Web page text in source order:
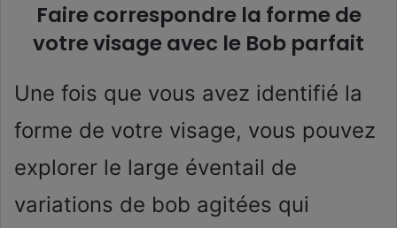
Faire correspondre la forme de
votre visage avec le Bob parfait
Une fois que vous avez identifié la
forme de votre visage, vous pouvez
explorer le large éventail de
variations de bob agitées qui